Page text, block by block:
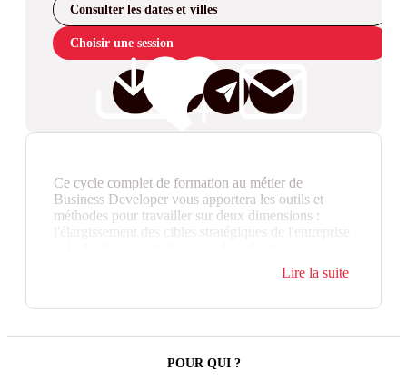
Consulter les dates et villes
Choisir une session
Ce cycle complet de formation au métier de
Business Developer vous apportera les outils et
méthodes pour travailler sur deux dimensions :
l'élargissement des cibles stratégiques de l'entreprise
Commercial, le Business Developer prend la
Lire la suite
POUR QUI ?